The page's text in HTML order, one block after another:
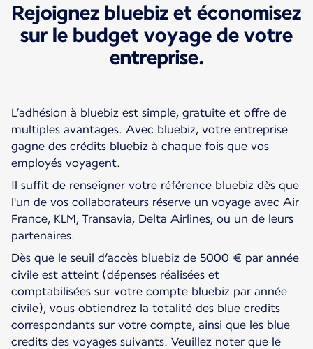
Nos offres et tarifs
Bluebiz
Rejoignez bluebiz et économisez
sur le budget voyage de votre
entreprise.
L’adhésion à bluebiz est simple, gratuite et offre de
multiples avantages. Avec bluebiz, votre entreprise
gagne des crédits bluebiz à chaque fois que vos
employés voyagent.
Il suffit de renseigner votre référence bluebiz dès que
l'un de vos collaborateurs réserve un voyage avec Air
France, KLM, Transavia, Delta Airlines, ou un de leurs
partenaires.
Dès que le seuil d’accès bluebiz de 5000 € par année
civile est atteint (dépenses réalisées et
comptabilisées sur votre compte bluebiz par année
civile), vous obtiendrez la totalité des blue credits
correspondants sur votre compte, ainsi que les blue
credits des voyages suivants. Veuillez noter que le